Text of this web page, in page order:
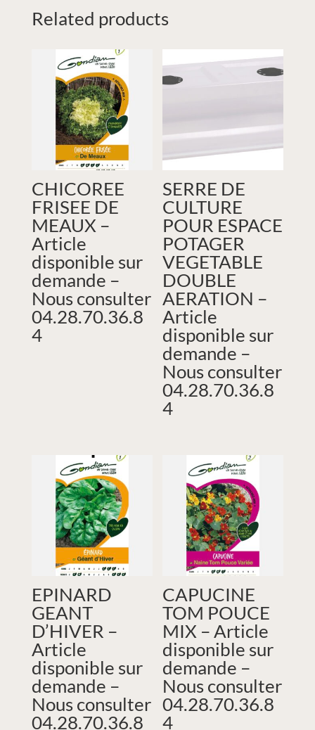
Related products
CHICOREE
FRISEE DE
MEAUX –
Article
disponible sur
demande –
Nous consulter
04.28.70.36.8
4
SERRE DE
CULTURE
POUR ESPACE
POTAGER
VEGETABLE
DOUBLE
AERATION –
Article
disponible sur
demande –
Nous consulter
04.28.70.36.8
4
EPINARD
GEANT
D’HIVER –
Article
disponible sur
demande –
Nous consulter
04.28.70.36.8
CAPUCINE
TOM POUCE
MIX – Article
disponible sur
demande –
Nous consulter
04.28.70.36.8
4